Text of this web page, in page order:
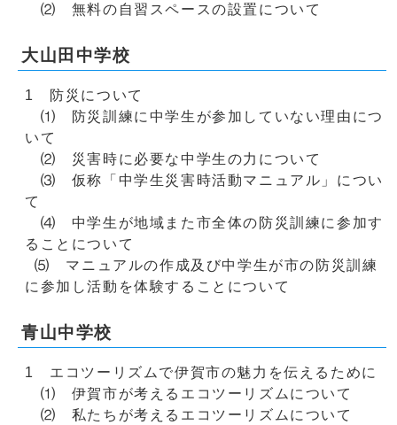
⑵ 無料の自習スペースの設置について
大山田中学校
1 防災について
⑴ 防災訓練に中学生が参加していない理由につ
いて
⑵ 災害時に必要な中学生の力について
⑶ 仮称「中学生災害時活動マニュアル」につい
て
⑷ 中学生が地域また市全体の防災訓練に参加す
ることについて
⑸ マニュアルの作成及び中学生が市の防災訓練
に参加し活動を体験することについて
青山中学校
1 エコツーリズムで伊賀市の魅力を伝えるために
⑴ 伊賀市が考えるエコツーリズムについて
⑵ 私たちが考えるエコツーリズムについて